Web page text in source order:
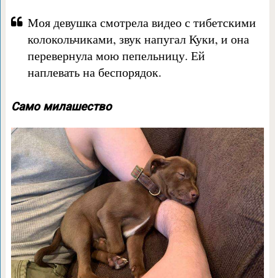
Моя девушка смотрела видео с тибетскими
колокольчиками, звук напугал Куки, и она
перевернула мою пепельницу. Ей
наплевать на беспорядок.
Само милашество